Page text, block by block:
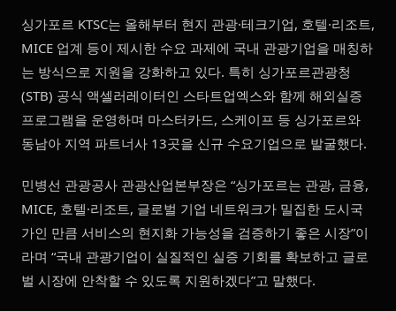
싱가포르 KTSC는 올해부터 현지 관광·테크기업, 호텔·리조트,
MICE 업계 등이 제시한 수요 과제에 국내 관광기업을 매칭하
는 방식으로 지원을 강화하고 있다. 특히 싱가포르관광청
(STB) 공식 액셀러레이터인 스타트업엑스와 함께 해외실증
프로그램을 운영하며 마스터카드, 스케이프 등 싱가포르와
동남아 지역 파트너사 13곳을 신규 수요기업으로 발굴했다.
민병선 관광공사 관광산업본부장은 “싱가포르는 관광, 금융,
MICE, 호텔·리조트, 글로벌 기업 네트워크가 밀집한 도시국
가인 만큼 서비스의 현지화 가능성을 검증하기 좋은 시장”이
라며 “국내 관광기업이 실질적인 실증 기회를 확보하고 글로
벌 시장에 안착할 수 있도록 지원하겠다”고 말했다.